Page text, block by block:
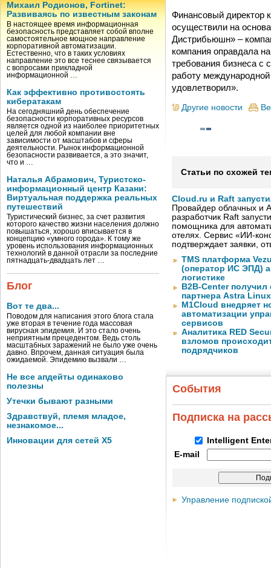
Михаил Родионов, Fortinet:
Развиваясь по известным законам
В настоящее время информационная
безопасность представляет собой вполне
самостоятельное мощное направление
корпоративной автоматизации.
Естественно, что в таких условиях
направление это все теснее связывается
с вопросами прикладной
информационной …
Как эффективно противостоять
кибератакам
На сегодняшний день обеспечение
безопасности корпоративных ресурсов
является одной из наиболее приоритетных
целей для любой компании вне
зависимости от масштабов и сферы
деятельности. Рынок информационной
безопасности развивается, а это значит,
что и …
Наталья Абрамович, Туристско-
информационный центр Казани:
Виртуальная поддержка реальных
путешествий
Туристический бизнес, за счет развития
которого качество жизни населения должно
повышаться, хорошо вписывается в
концепцию «умного города». К тому же
уровень использования информационных
технологий в данной отрасли за последние
пятнадцать-двадцать лет …
Блог
Вот те два...
Поводом для написания этого блога стала
уже вторая в течение года массовая
вирусная эпидемия. И это стало очень
неприятным прецедентом. Ведь столь
масштабных заражений не было уже очень
давно. Впрочем, данная ситуация была
ожидаемой. Эпидемию вызвали …
Не все апдейты одинаково
полезны
Утечки бывают разными
Здравствуй, племя младое,
незнакомое...
Инновации для сетей X5
Финансовый директор
осуществили на
Дистрибьюшн» –
компания оправдала
требования бизнеса с
работу
удовлетворил».
Другие новости
Статьи по схожей
Cloud.ru и Raft
Провайдер облачных и
разработчик Raft
помощника для
отелях. Сервис «ИИ-
подтверждает заявки,
TMS платформа
(оператор ИС ЭПД)
логистике
B2B-Center получил
партнера Astra Linux
M1Cloud внедряет
автоматизации
сервисов
Аналитика RED
взломов
подрядчиков
События
Подписка на
Intelligent
E-mail
Управление